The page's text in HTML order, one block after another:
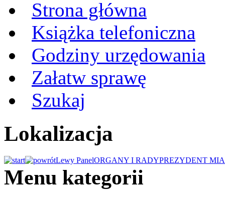
Strona główna
Książka telefoniczna
Godziny urzędowania
Załatw sprawę
Szukaj
Lokalizacja
Lewy PanelORGANY I RADYPREZYDENT
Menu kategorii